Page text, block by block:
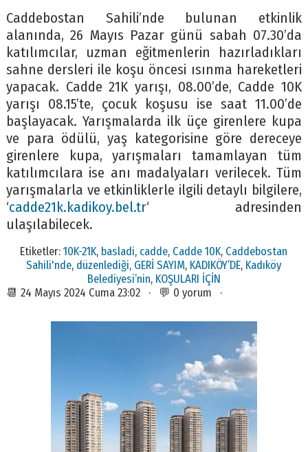
Caddebostan Sahili’nde bulunan etkinlik
alanında, 26 Mayıs Pazar günü sabah 07.30’da
katılımcılar, uzman eğitmenlerin hazırladıkları
sahne dersleri ile koşu öncesi ısınma hareketleri
yapacak. Cadde 21K yarışı, 08.00’de, Cadde 10K
yarışı 08.15’te, çocuk koşusu ise saat 11.00’de
başlayacak. Yarışmalarda ilk üçe girenlere kupa
ve para ödülü, yaş kategorisine göre dereceye
girenlere kupa, yarışmaları tamamlayan tüm
katılımcılara ise anı madalyaları verilecek. Tüm
yarışmalarla ve etkinliklerle ilgili detaylı bilgilere,
‘cadde21k.kadikoy.bel.tr‘ adresinden
ulaşılabilecek.
Etiketler:10K-21K, basladi, cadde, Cadde 10K, Caddebostan
Sahili'nde, düzenlediği, GERİ SAYIM, KADIKÖY’DE, Kadıköy
Belediyesi’nin, KOŞULARI İÇİN
📆 24 Mayıs 2024 Cuma 23:02 · 💬 0 yorum ·